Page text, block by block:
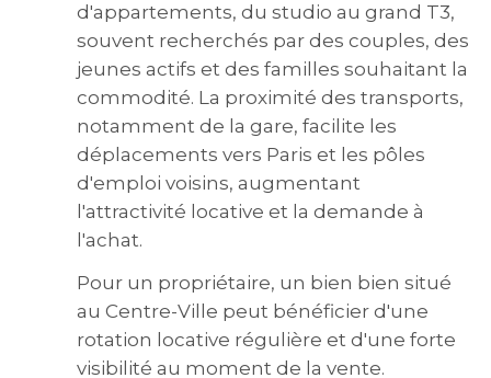
d'appartements, du studio au grand T3,
souvent recherchés par des couples, des
jeunes actifs et des familles souhaitant la
commodité. La proximité des transports,
notamment de la gare, facilite les
déplacements vers Paris et les pôles
d'emploi voisins, augmentant
l'attractivité locative et la demande à
l'achat.
Pour un propriétaire, un bien bien situé
au Centre-Ville peut bénéficier d'une
rotation locative régulière et d'une forte
visibilité au moment de la vente.